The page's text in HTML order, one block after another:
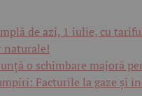
de azi, 1 iulie, cu
naturale!
o schimbare majoră
Facturile la gaze și